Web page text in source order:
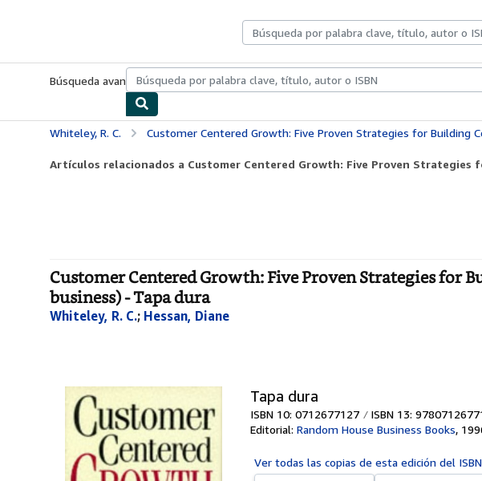
Búsqueda avanzadaColecciones Libros antiguosArte y coleccionismo
Whiteley, R. C. Customer Centered Growth: Five Proven Strategies for Building Competitive Advantage (Century
Artículos relacionados a Customer Centered Growth: Five Proven Strategies
Customer Centered Growth: Five Proven Strategies for
business) - Tapa dura
Whiteley, R. C.; Hessan, Diane
Tapa dura
ISBN 10: 0712677127 ISBN 13:
Editorial: Random House Business Books,
Ver todas las copias de esta edición del ISBN